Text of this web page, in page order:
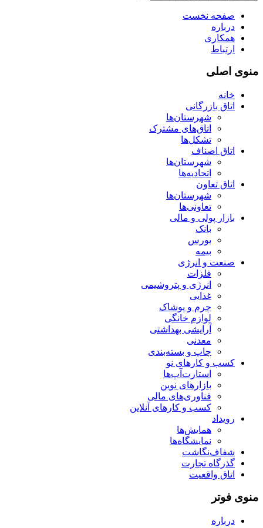
صفحه نخست
درباره
همکاری
ارتباط
منوی اصلی
خانه
اتاق بازرگانی
شهرستان‌ها
اتاق‌های مشترک
تشکل‌ها
اتاق اصناف
شهرستان‌ها
اتحادیه‌ها
اتاق تعاون
شهرستان‌ها
تعاونی‌ها
بازار پولی و مالی
بانک
بورس
بیمه
صنعت و انرژی
فلزات
انرژی و پتروشیمی
غذایی
چرم و پوشاک
لوازم خانگی
آرایشی بهداشتی
معدنی
چاپ و بسته‌بندی
کسب و کارهای نو
استارت‌آپ‌ها
بازارهای نوین
فناوری‌های مالی
کسب و کارهای آنلاین
رویداد
همایش‌ها
نمایشگاه‌ها
شفاف‌نگاشت
گذرگاه تجارت
اتاق واقعیت
منوی فوتر
درباره